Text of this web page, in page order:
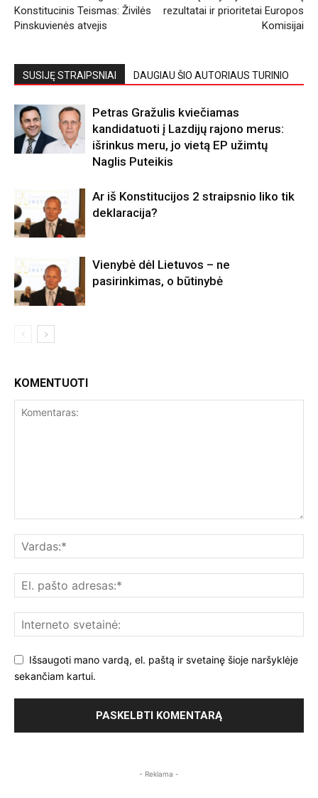
Konstitucinis Teismas: Živilės
Pinskuvienės atvejis
rezultatai ir prioritetai Europos
Komisijai
SUSIJĘ STRAIPSNIAI DAUGIAU ŠIO AUTORIAUS TURINIO
Petras Gražulis kviečiamas
kandidatuoti į Lazdijų rajono merus:
išrinkus meru, jo vietą EP užimtų
Naglis Puteikis
Ar iš Konstitucijos 2 straipsnio liko tik
deklaracija?
Vienybė dėl Lietuvos – ne
pasirinkimas, o būtinybė
KOMENTUOTI
Išsaugoti mano vardą, el. paštą ir svetainę šioje naršyklėje
sekančiam kartui.
- Reklama -